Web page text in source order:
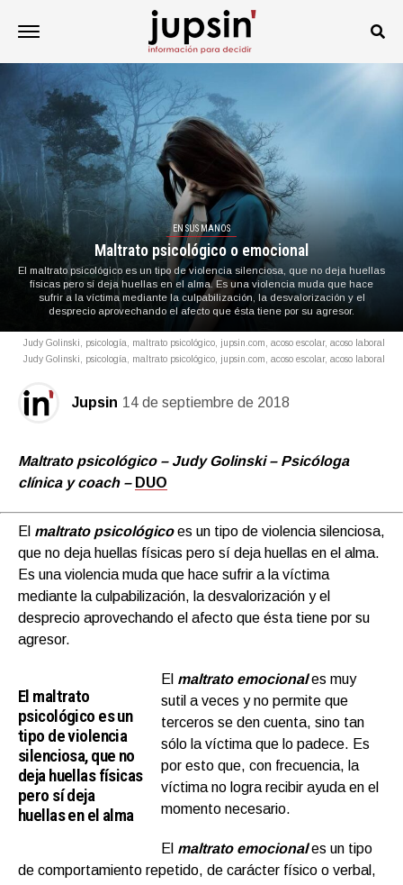
EN SUS MANOS
Maltrato psicológico o emocional
El maltrato psicológico es un tipo de violencia silenciosa, que no deja huellas
físicas pero sí deja huellas en el alma. Es una violencia muda que hace
sufrir a la víctima mediante la culpabilización, la desvalorización y el
desprecio aprovechando el afecto que ésta tiene por su agresor.
Judy Golinski, psicología, maltrato psicológico, jupsin.com, acoso escolar, acoso laboral
Judy Golinski, psicología, maltrato psicológico, jupsin.com, acoso escolar, acoso laboral
Jupsin 14 de septiembre de 2018
Maltrato psicológico – Judy Golinski – Psicóloga
clínica y coach – DUO
El maltrato psicológicoes un tipo de violencia silenciosa,
que no deja huellas físicas pero sí deja huellas en el alma.
Es una violencia muda que hace sufrir a la víctima
mediante la culpabilización, la desvalorización y el
desprecio aprovechando el afecto que ésta tiene por su
agresor.
El maltrato
psicológico es un
tipo de violencia
silenciosa, que no
deja huellas físicas
pero sí deja
huellas en el alma
El maltrato emocionales muy
sutil a veces y no permite que
terceros se den cuenta, sino tan
sólo la víctima que lo padece. Es
por esto que, con frecuencia, la
víctima no logra recibir ayuda en el
momento necesario.
El maltrato emocional es un tipo
de comportamiento repetido, de carácter físico o verbal,